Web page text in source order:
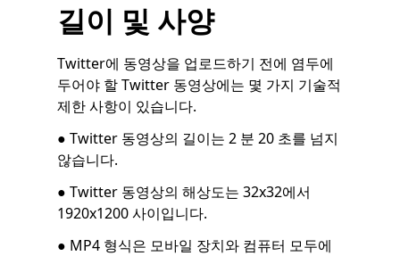
길이 및 사양
Twitter에 동영상을 업로드하기 전에 염두에
두어야 할 Twitter 동영상에는 몇 가지 기술적
제한 사항이 있습니다.
● Twitter 동영상의 길이는 2 분 20 초를 넘지
않습니다.
● Twitter 동영상의 해상도는 32x32에서
1920x1200 사이입니다.
● MP4 형식은 모바일 장치와 컴퓨터 모두에